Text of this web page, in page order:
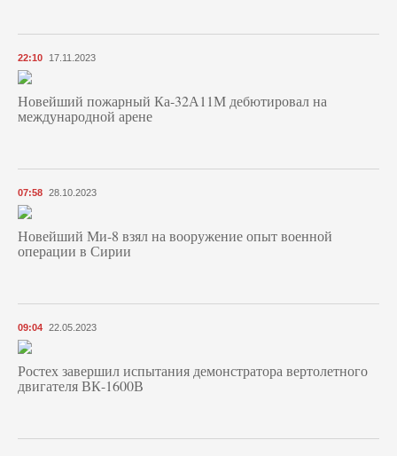
22:10 17.11.2023
Новейший пожарный Ка-32А11М дебютировал на
международной арене
07:58 28.10.2023
Новейший Ми-8 взял на вооружение опыт военной
операции в Сирии
09:04 22.05.2023
Ростех завершил испытания демонстратора вертолетного
двигателя ВК-1600В